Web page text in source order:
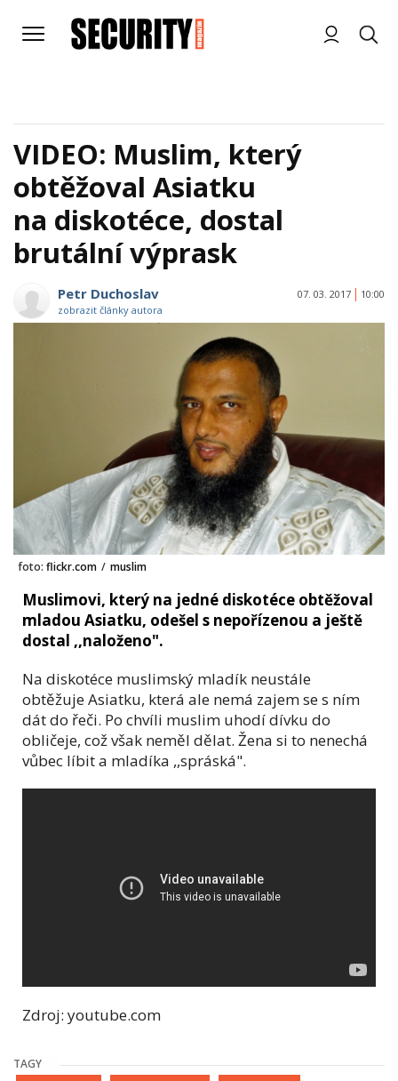
VIDEO: Muslim, který
obtěžoval Asiatku
na diskotéce, dostal
brutální výprask
Petr Duchoslav
zobrazit články autora
07. 03. 2017 10:00
foto: flickr.com / muslim
Muslimovi, který na jedné diskotéce obtěžoval
mladou Asiatku, odešel s nepořízenou a ještě
dostal ,,naloženo".
Na diskotéce muslimský mladík neustále
obtěžuje Asiatku, která ale nemá zajem se s ním
dát do řeči. Po chvíli muslim uhodí dívku do
obličeje, což však neměl dělat. Žena si to nenechá
vůbec líbit a mladíka ,,spráská".
Zdroj: youtube.com
TAGY